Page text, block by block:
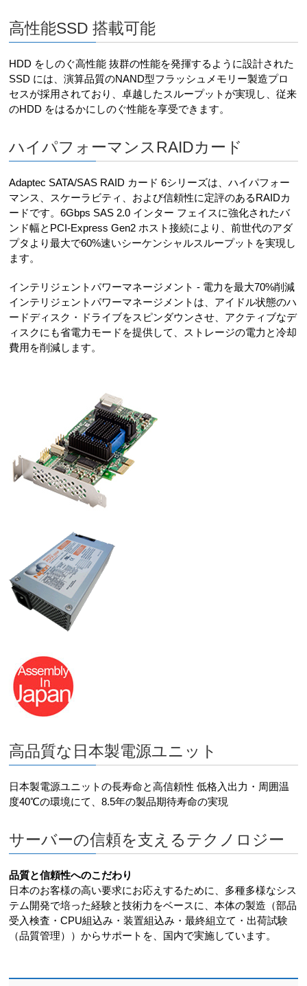
高性能SSD 搭載可能
HDD をしのぐ高性能 抜群の性能を発揮するように設計された
SSD には、演算品質のNAND型フラッシュメモリー製造プロ
セスが採用されており、卓越したスループットが実現し、従来
のHDD をはるかにしのぐ性能を享受できます。
ハイパフォーマンスRAIDカード
Adaptec SATA/SAS RAID カード 6シリーズは、ハイパフォー
マンス、スケーラビティ、および信頼性に定評のあるRAIDカ
ードです。6Gbps SAS 2.0 インター フェイスに強化されたバ
ンド幅とPCI-Express Gen2 ホスト接続により、前世代のアダ
プタより最大で60%速いシーケンシャルスループットを実現し
ます。
インテリジェントパワーマネージメント - 電力を最大70%削減
インテリジェントパワーマネージメントは、アイドル状態のハ
ードディスク・ドライブをスピンダウンさせ、アクティブなデ
ィスクにも省電力モードを提供して、ストレージの電力と冷却
費用を削減します。
高品質な日本製電源ユニット
日本製電源ユニットの長寿命と高信頼性 低格入出力・周囲温
度40℃の環境にて、8.5年の製品期待寿命の実現
サーバーの信頼を支えるテクノロジー
品質と信頼性へのこだわり
日本のお客様の高い要求にお応えするために、多種多様なシス
テム開発で培った経験と技術力をベースに、本体の製造（部品
受入検査・CPU組込み・装置組込み・最終組立て・出荷試験
（品質管理））からサポートを、国内で実施しています。